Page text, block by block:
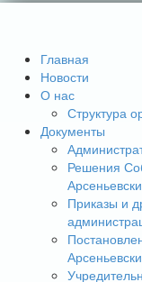
Главная
Новости
О нас
Структура
Документы
Решения
Приказы и